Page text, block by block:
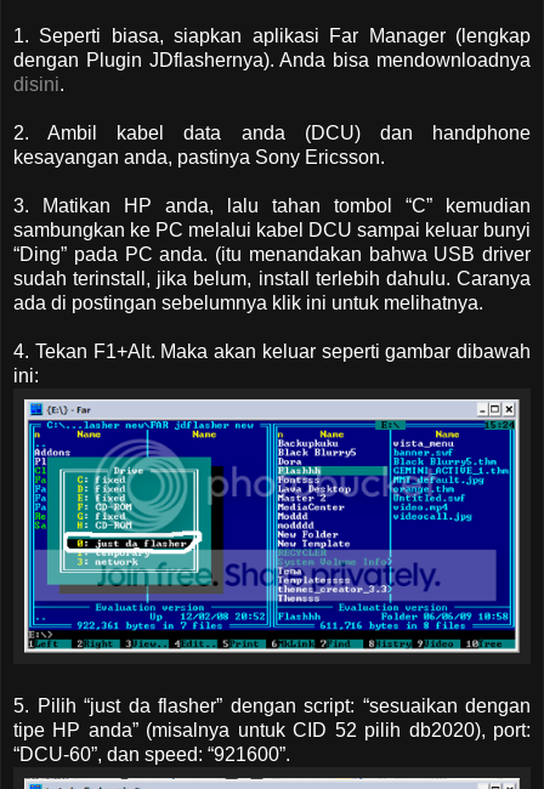
1. Seperti biasa, siapkan aplikasi Far Manager (lengkap
dengan Plugin JDflashernya). Anda bisa mendownloadnya
disini.
2. Ambil kabel data anda (DCU) dan handphone
kesayangan anda, pastinya Sony Ericsson.
3. Matikan HP anda, lalu tahan tombol “C” kemudian
sambungkan ke PC melalui kabel DCU sampai keluar bunyi
“Ding” pada PC anda. (itu menandakan bahwa USB driver
sudah terinstall, jika belum, install terlebih dahulu. Caranya
ada di postingan sebelumnya klik ini untuk melihatnya.
4. Tekan F1+Alt. Maka akan keluar seperti gambar dibawah
ini:
5. Pilih “just da flasher” dengan script: “sesuaikan dengan
tipe HP anda” (misalnya untuk CID 52 pilih db2020), port:
“DCU-60”, dan speed: “921600”.